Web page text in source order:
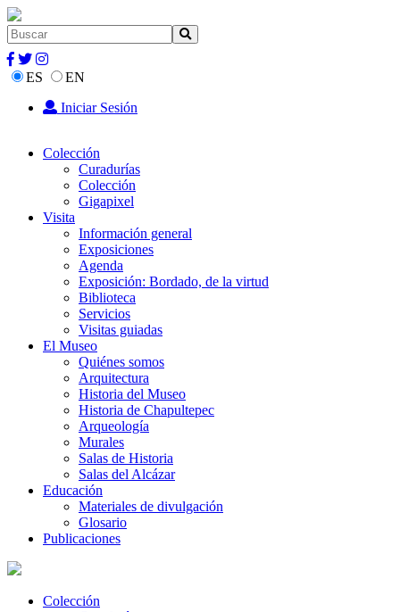
ES
EN
Iniciar Sesión
Colección
Curadurías
Colección
Gigapixel
Visita
Información general
Exposiciones
Agenda
Exposición: Bordado, de la virtud
Biblioteca
Servicios
Visitas guiadas
El Museo
Quiénes somos
Arquitectura
Historia del Museo
Historia de Chapultepec
Arqueología
Murales
Salas de Historia
Salas del Alcázar
Educación
Materiales de divulgación
Glosario
Publicaciones
Colección